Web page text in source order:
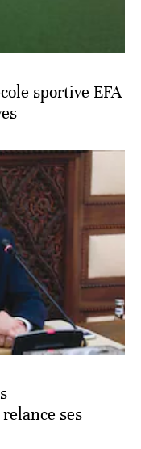
sportive EFA
ses